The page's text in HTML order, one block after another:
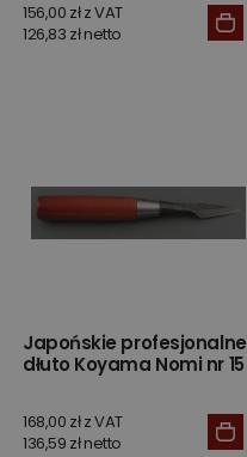
156,00 zł z VAT
126,83 zł netto
Japońskie profesjonalne
dłuto Koyama Nomi nr 15
168,00 zł z VAT
136,59 zł netto